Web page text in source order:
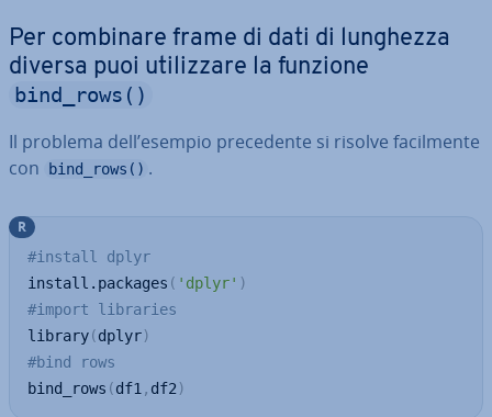
Per combinare frame di dati di lunghezza
diversa puoi uti­liz­za­re la funzione
bind_rows()
Il problema dell’esempio pre­ce­den­te si risolve fa­cil­men­te
con
bind_rows() .
#install dplyr
install.packages ( 'dplyr' )
#import libraries
library(dplyr)
#bind rows
bind_rows (df1 , df2 )
R